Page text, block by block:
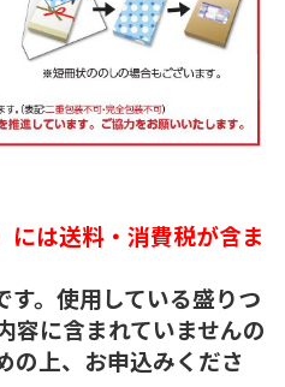
には送料・消費税が含ま
。使用している盛りつ
容に含まれていませんの
の上、お申込みくださ